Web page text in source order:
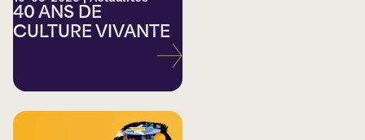
40 ANS DE
CULTURE VIVANTE